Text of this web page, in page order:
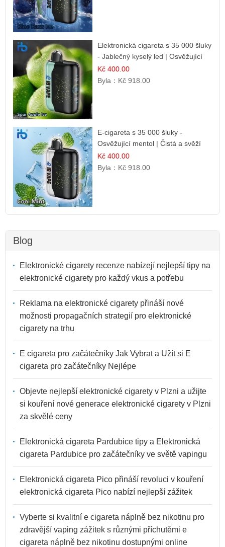
Elektronická cigareta s 35 000 šluky
- Jablečný kyselý led | Osvěžující
kyselá jablka
Kč 400.00
Byla： Kč 918.00
E-cigareta s 35 000 šluky -
Osvěžující mentol | Čistá a svěží
chuť
Kč 400.00
Byla： Kč 918.00
Blog
Elektronické cigarety recenze nabízejí nejlepší tipy na
elektronické cigarety pro každý vkus a potřebu
Reklama na elektronické cigarety přináší nové
možnosti propagačních strategií pro elektronické
cigarety na trhu
E cigareta pro začátečníky Jak Vybrat a Užít si E
cigareta pro začátečníky Nejlépe
Objevte nejlepší elektronické cigarety v Plzni a užijte
si kouření nové generace elektronické cigarety v Plzni
za skvělé ceny
Elektronická cigareta Pardubice tipy a Elektronická
cigareta Pardubice pro začátečníky ve světě vapingu
Elektronická cigareta Pico přináší revoluci v kouření
elektronická cigareta Pico nabízí nejlepší zážitek
Vyberte si kvalitní e cigareta náplně bez nikotinu pro
zdravější vaping zážitek s různými příchutěmi e
cigareta náplně bez nikotinu dostupnými online